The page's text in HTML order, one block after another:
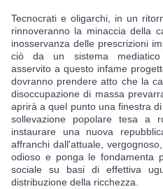
Tecnocrati e oligarchi, in un
rinnoveranno la minaccia della
inosservanza delle prescrizioni
ciò da un sistema mediatico
asservito a questo infame
dovranno prendere atto che la
disoccupazione di massa
aprirà a quel punto una finestra
sollevazione popolare tesa a
instaurare una nuova
affranchi dall'attuale,
odioso e ponga le fondamenta
sociale su basi di effettiva
distribuzione della ricchezza.